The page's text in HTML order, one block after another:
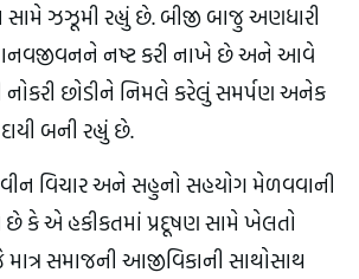
સામે ઝઝૂમી રહ્યું છે. બીજી બાજુ અણધારી
નષ્ટ કરી નાખે છે અને આવે
છોડીને નિમલે કરેલું સમર્પણ અનેક
બની રહ્યું છે.
વિચાર અને સહુનો સહયોગ મેળવવાની
છે કે એ હકીકતમાં પ્રદૂષણ સામે ખેલતો
માત્ર સમાજની આજીવિકાની સાથોસાથ